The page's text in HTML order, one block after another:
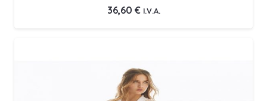
36,60 € I.V.A.